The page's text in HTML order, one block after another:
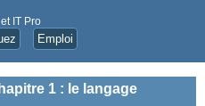
IT Pro
Emploi
1 : le langage